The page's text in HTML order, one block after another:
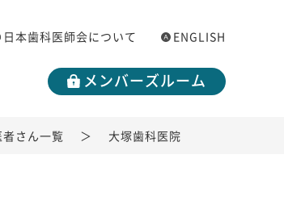
日本歯科医師会について ENGLISH
メンバーズルーム
さん一覧 大塚歯科医院